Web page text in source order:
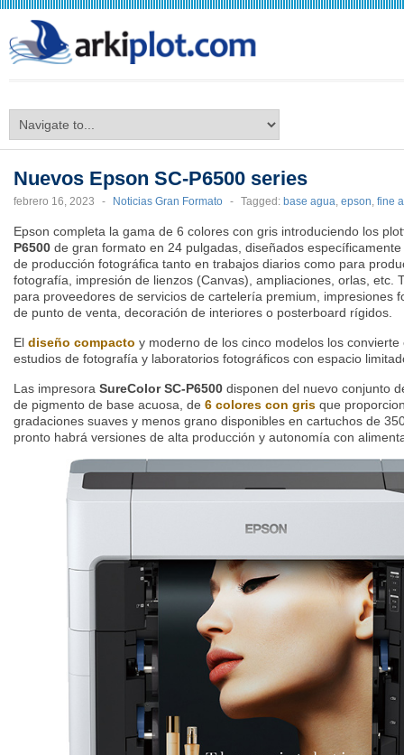
Nuevos Epson SC-P6500 series
febrero 16, 2023 - Noticias Gran Formato - Tagged: base agua, epson, fine
Epson completa la gama de 6 colores con gris introduciendo los
P6500 de gran formato en 24 pulgadas, diseñados
de producción fotográfica tanto en trabajos diarios como para
fotografía, impresión de lienzos (Canvas), ampliaciones, orlas, etc.
para proveedores de servicios de cartelería premium, impresiones
de punto de venta, decoración de interiores o posterboard rígidos.
El diseño compacto y moderno de los cinco modelos los
estudios de fotografía y laboratorios fotográficos con espacio
Las impresora SureColor SC-P6500 disponen del nuevo conjunto
de pigmento de base acuosa, de 6 colores con gris que
gradaciones suaves y menos grano disponibles en cartuchos de
pronto habrá versiones de alta producción y autonomía con